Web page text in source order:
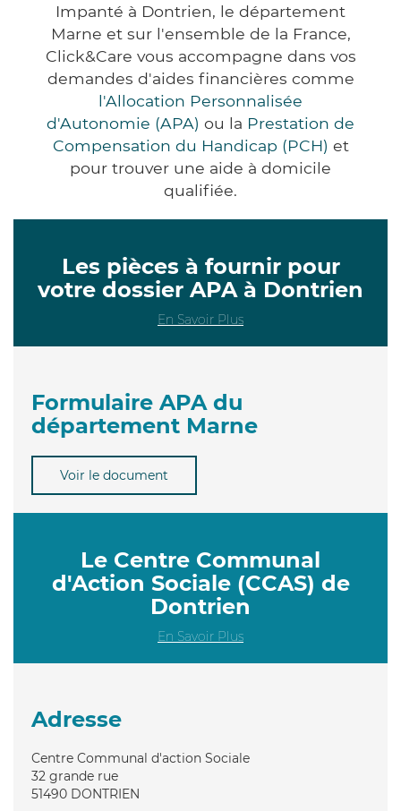
Impanté à Dontrien, le département
Marne et sur l'ensemble de la France,
Click&Care vous accompagne dans vos
demandes d'aides financières comme
l'Allocation Personnalisée
d'Autonomie (APA) ou la Prestation de
Compensation du Handicap (PCH) et
pour trouver une aide à domicile
qualifiée.
Les pièces à fournir pour
votre dossier APA à Dontrien
En Savoir Plus
Formulaire APA du
département Marne
Voir le document
Le Centre Communal
d'Action Sociale (CCAS) de
Dontrien
En Savoir Plus
Adresse
Centre Communal d'action Sociale
32 grande rue
51490 DONTRIEN